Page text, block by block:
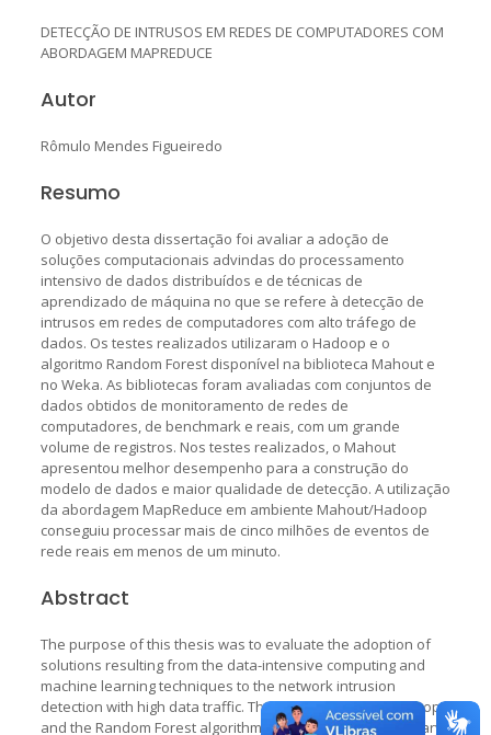
DETECÇÃO DE INTRUSOS EM REDES DE COMPUTADORES COM
ABORDAGEM MAPREDUCE
Autor
Rômulo Mendes Figueiredo
Resumo
O objetivo desta dissertação foi avaliar a adoção de
soluções computacionais advindas do processamento
intensivo de dados distribuídos e de técnicas de
aprendizado de máquina no que se refere à detecção de
intrusos em redes de computadores com alto tráfego de
dados. Os testes realizados utilizaram o Hadoop e o
algoritmo Random Forest disponível na biblioteca Mahout e
no Weka. As bibliotecas foram avaliadas com conjuntos de
dados obtidos de monitoramento de redes de
computadores, de benchmark e reais, com um grande
volume de registros. Nos testes realizados, o Mahout
apresentou melhor desempenho para a construção do
modelo de dados e maior qualidade de detecção. A utilização
da abordagem MapReduce em ambiente Mahout/Hadoop
conseguiu processar mais de cinco milhões de eventos de
rede reais em menos de um minuto.
Abstract
The purpose of this thesis was to evaluate the adoption of
solutions resulting from the data-intensive computing and
machine learning techniques to the network intrusion
detection with high data traffic. The tests have used Hadoop
and the Random Forest algorithm available in Mahout library